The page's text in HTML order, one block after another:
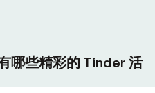
哪些精彩的 Tinder 活